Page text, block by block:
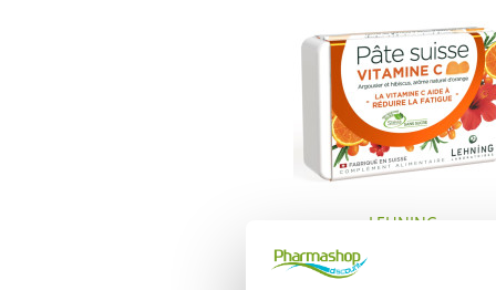
LEHNING
LEHNING PATE SUISSE VITAMINE